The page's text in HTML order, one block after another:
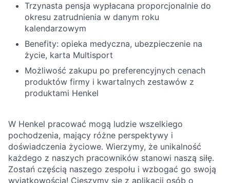
Trzynasta pensja wypłacana proporcjonalnie do
okresu zatrudnienia w danym roku
kalendarzowym
Benefity: opieka medyczna, ubezpieczenie na
życie, karta Multisport
Możliwość zakupu po preferencyjnych cenach
produktów firmy i kwartalnych zestawów z
produktami Henkel
W Henkel pracować mogą ludzie wszelkiego
pochodzenia, mający różne perspektywy i
doświadczenia życiowe. Wierzymy, że unikalność
każdego z naszych pracowników stanowi naszą siłę.
Zostań częścią naszego zespołu i wzbogać go swoją
wyjątkowością! Cieszymy się z aplikacji osób o